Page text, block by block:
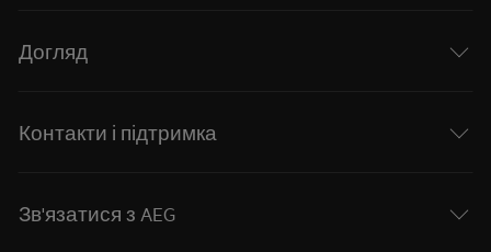
Догляд
Контакти і підтримка
Зв'язатися з AEG